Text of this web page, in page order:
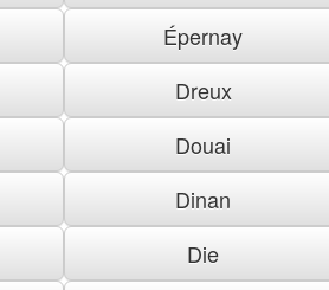
Épernay
Dreux
Douai
Dinan
Die